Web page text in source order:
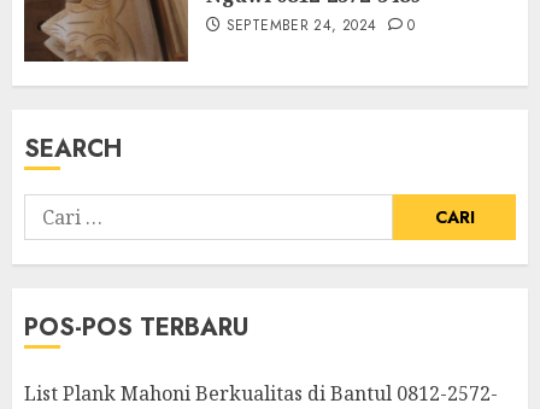
SEPTEMBER 24, 2024 0
SEARCH
POS-POS TERBARU
List Plank Mahoni Berkualitas di Bantul 0812-2572-